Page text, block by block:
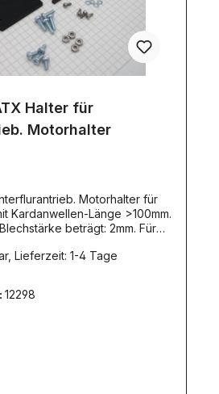
Halter für
Motorhalter
Motorhalter für
Kardanwellen-Länge >100mm.
beträgt: 2mm. Für
ein leiser, platzsparender
einfacher Einbau durch
GangAusreichend Platz für
der LenkstangeSet aus
Lieferzeit: 1-4 Tage
12298